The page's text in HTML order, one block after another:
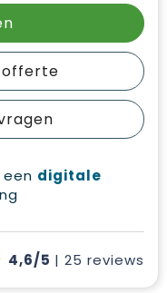
offerte
een digitale
4,6/5 | 25 reviews